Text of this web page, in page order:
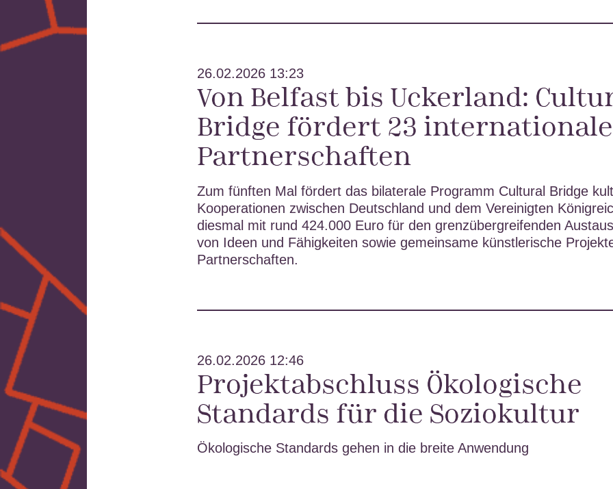
26.02.2026 13:23
Von Belfast bis Uckerland:
Bridge fördert 23 internationale
Partnerschaften
Zum fünften Mal fördert das bilaterale Programm Cultural Bridge
Kooperationen zwischen Deutschland und dem Vereinigten
diesmal mit rund 424.000 Euro für den grenzübergreifenden
von Ideen und Fähigkeiten sowie gemeinsame künstlerische
Partnerschaften.
26.02.2026 12:46
Projektabschluss Ökologische
Standards für die Soziokultur
Ökologische Standards gehen in die breite Anwendung